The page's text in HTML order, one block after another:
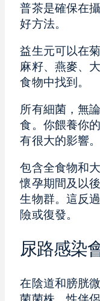
普茶是確保在
好方法。
益生元可以在
麻籽、燕麥、
食物中找到。
所有細菌，無
食。你餵養你
有很大的影響。
包含全食物和
懷孕期間及以
生物群。這反
險或復發。
尿路感染
在陰道和膀胱